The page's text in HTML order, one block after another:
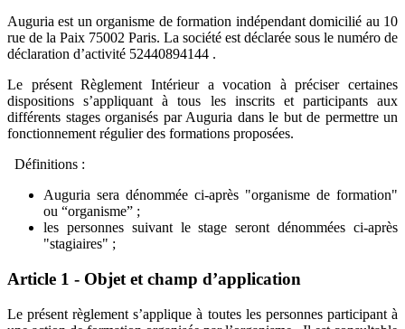
Auguria est un organisme de formation indépendant domicilié au 10
rue de la Paix 75002 Paris. La société est déclarée sous le numéro de
déclaration d’activité 52440894144 .
Le présent Règlement Intérieur a vocation à préciser certaines
dispositions s’appliquant à tous les inscrits et participants aux
différents stages organisés par Auguria dans le but de permettre un
fonctionnement régulier des formations proposées.
Définitions :
Auguria sera dénommée ci-après "organisme de formation"
ou “organisme” ;
les personnes suivant le stage seront dénommées ci-après
"stagiaires" ;
Article 1 - Objet et champ d’application
Le présent règlement s’applique à toutes les personnes participant à